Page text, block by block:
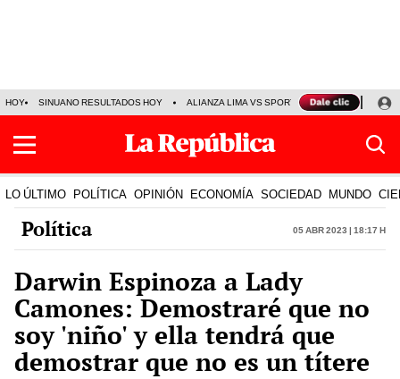
HOY SINUANO RESULTADOS HOY ALIANZA LIMA VS SPORT BOYS JORGE
LO ÚLTIMO POLÍTICA OPINIÓN ECONOMÍA SOCIEDAD MUNDO
Política 05 Abr 2023 | 18:17 h
Darwin Espinoza a Lady
Camones: Demostraré que no
soy 'niño' y ella tendrá que
demostrar que no es un títere